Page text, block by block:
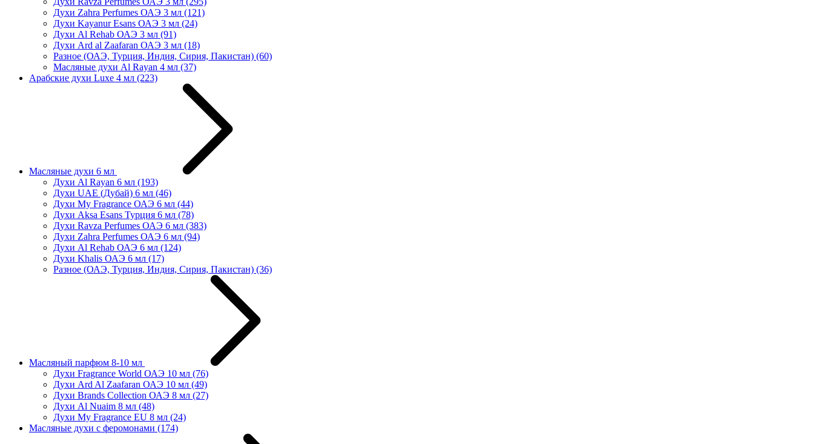
Духи Zahra Perfumes ОАЭ 3 мл (121)
Духи Kayanur Esans ОАЭ 3 мл (24)
Духи Al Rehab ОАЭ 3 мл (91)
Духи Ard al Zaafaran ОАЭ 3 мл (18)
Разное (ОАЭ, Турция, Индия, Сирия, Пакистан) (60)
Масляные духи Al Rayan 4 мл (37)
Арабские духи Luxe 4 мл (223)
Масляные духи 6 мл
Духи Al Rayan 6 мл (193)
Духи UAE (Дубай) 6 мл (46)
Духи My Fragrance ОАЭ 6 мл (44)
Духи Aksa Esans Турция 6 мл (78)
Духи Ravza Perfumes ОАЭ 6 мл (383)
Духи Zahra Perfumes ОАЭ 6 мл (94)
Духи Al Rehab ОАЭ 6 мл (124)
Духи Khalis ОАЭ 6 мл (17)
Разное (ОАЭ, Турция, Индия, Сирия, Пакистан) (36)
Масляный парфюм 8-10 мл
Духи Fragrance World ОАЭ 10 мл (76)
Духи Ard Al Zaafaran ОАЭ 10 мл (49)
Духи Brands Collection ОАЭ 8 мл (27)
Духи Al Nuaim 8 мл (48)
Духи My Fragrance EU 8 мл (24)
Масляные духи с феромонами (174)